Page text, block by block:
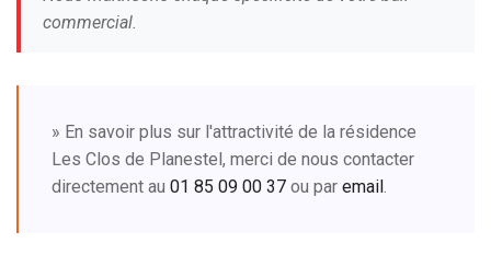
commercial.
» En savoir plus sur l'attractivité de la résidence
Les Clos de Planestel, merci de nous contacter
directement au 01 85 09 00 37 ou par email